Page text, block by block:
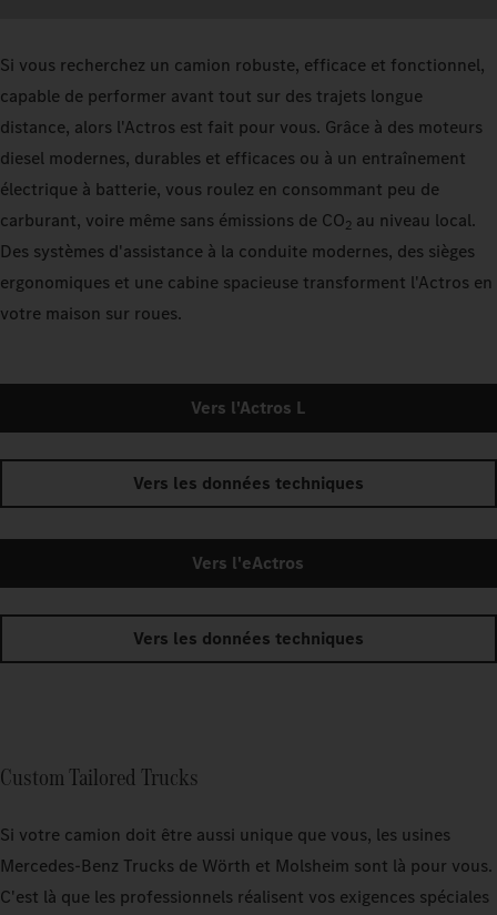
Si vous recherchez un camion robuste, efficace et fonctionnel,
capable de performer avant tout sur des trajets longue
distance, alors l'Actros est fait pour vous. Grâce à des moteurs
diesel modernes, durables et efficaces ou à un entraînement
électrique à batterie, vous roulez en consommant peu de
carburant, voire même sans émissions de CO2 au niveau local.
Des systèmes d'assistance à la conduite modernes, des sièges
ergonomiques et une cabine spacieuse transforment l'Actros en
votre maison sur roues.
Vers l'Actros L
Vers les données techniques
Vers l'eActros
Vers les données techniques
Custom Tailored Trucks
Si votre camion doit être aussi unique que vous, les usines
Mercedes‑Benz Trucks de Wörth et Molsheim sont là pour vous.
C'est là que les professionnels réalisent vos exigences spéciales